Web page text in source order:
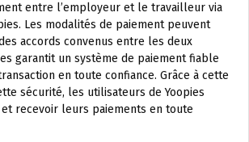
entre l’employeur et le travailleur via
Les modalités de paiement peuvent
accords convenus entre les deux
garantit un système de paiement fiable
en toute confiance. Grâce à cette
sécurité, les utilisateurs de Yoopies
recevoir leurs paiements en toute